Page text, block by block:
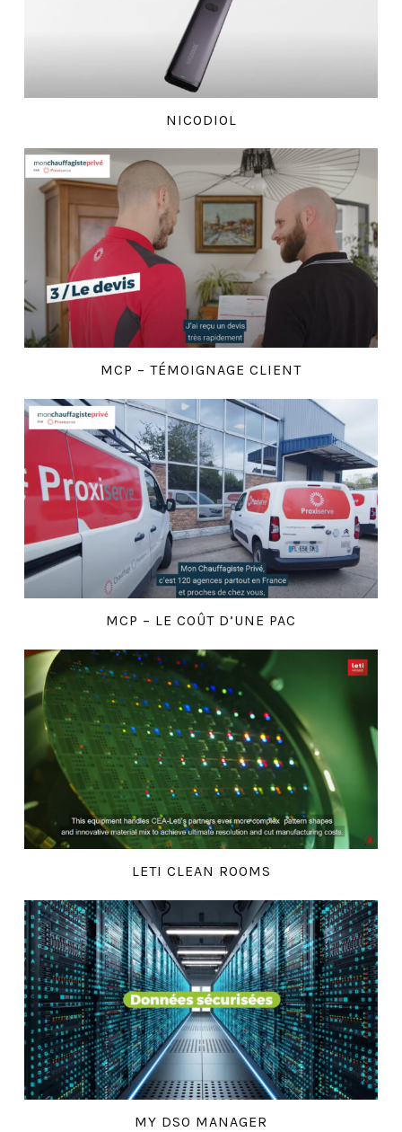
NICODIOL
MCP – TÉMOIGNAGE CLIENT
MCP – LE COÛT D’UNE PAC
LETI CLEAN ROOMS
MY DSO MANAGER